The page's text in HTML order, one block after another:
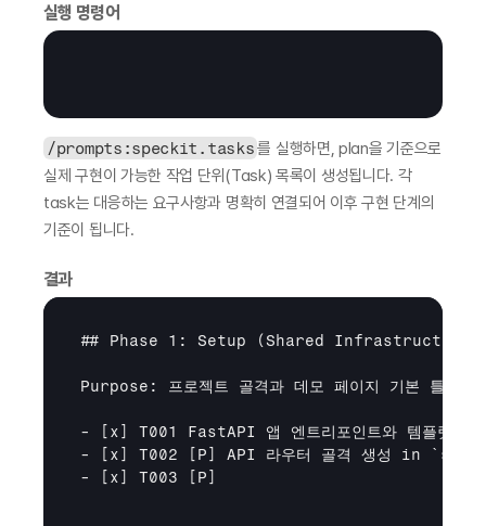
실행 명령어
/prompts:speckit.tasks를 실행하면, plan을 기준으로
실제 구현이 가능한 작업 단위(Task) 목록이 생성됩니다. 각
task는 대응하는 요구사항과 명확히 연결되어 이후 구현 단계의
기준이 됩니다.
결과
## Phase 1: Setup (Shared Infrastructure)
Purpose: 프로젝트 골격과 데모 페이지 기본 틀 구성
- [x]
T001 FastAPI 앱 엔트리포인트와 템플릿
-
[x] T002 [P]
API 라우터 골격 생성 in
-
[x] T003 [P]